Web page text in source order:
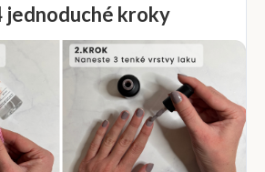
jednoduché kroky